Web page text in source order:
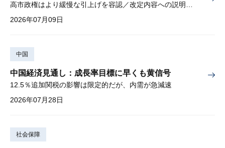
高市政権はより緩慢な引上げを容認／改定内容への説明責任が焦点
2026年07月09日
中国
中国経済見通し：成長率目標に早くも黄信号
12.5％追加関税の影響は限定的だが、内需が急減速
2026年07月28日
社会保障